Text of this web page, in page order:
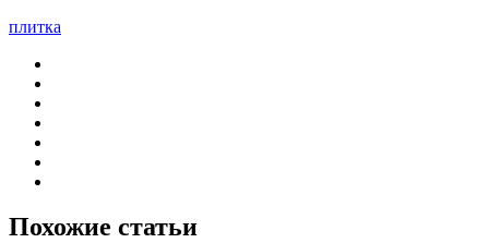
плитка
Похожие статьи